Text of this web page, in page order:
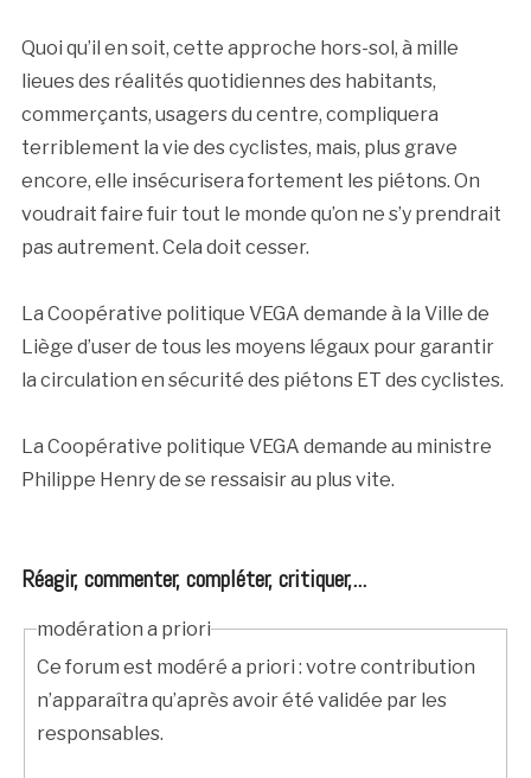
Quoi qu’il en soit, cette approche hors-sol, à mille
lieues des réalités quotidiennes des habitants,
commerçants, usagers du centre, compliquera
terriblement la vie des cyclistes, mais, plus grave
encore, elle insécurisera fortement les piétons. On
voudrait faire fuir tout le monde qu’on ne s’y prendrait
pas autrement. Cela doit cesser.
La Coopérative politique VEGA demande à la Ville de
Liège d’user de tous les moyens légaux pour garantir
la circulation en sécurité des piétons ET des cyclistes.
La Coopérative politique VEGA demande au ministre
Philippe Henry de se ressaisir au plus vite.
Réagir, commenter, compléter, critiquer,...
modération a priori
Ce forum est modéré a priori : votre contribution
n’apparaîtra qu’après avoir été validée par les
responsables.